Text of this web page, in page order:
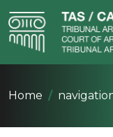
Home